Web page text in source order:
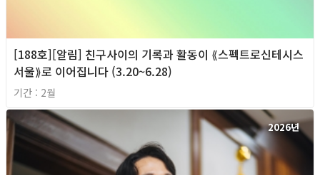
[188호][알림] 친구사이의 기록과 활동이 ⟪스펙트로신테시스
서울⟫로 이어집니다 (3.20~6.28)
기간 : 2월
2026년